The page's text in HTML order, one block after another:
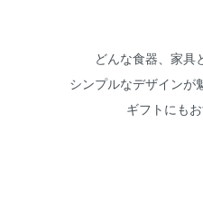
どんな食器、家具
シンプルなデザインが
ギフトにもお